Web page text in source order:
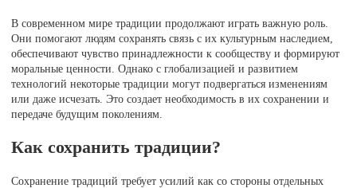
В современном мире традиции продолжают играть важную роль.
Они помогают людям сохранять связь с их культурным наследием,
обеспечивают чувство принадлежности к сообществу и формируют
моральные ценности. Однако с глобализацией и развитием
технологий некоторые традиции могут подвергаться изменениям
или даже исчезать. Это создает необходимость в их сохранении и
передаче будущим поколениям.
Как сохранить традиции?
Сохранение традиций требует усилий как со стороны отдельных